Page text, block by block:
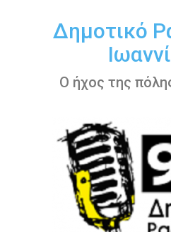
περιεχόμενοΔημοτικό
Ο ήχος της